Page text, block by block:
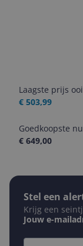
Laagste prijs
€ 503,99
Goedkoopste nu
€ 649,00
Stel een
Krijg een
Jouw e-